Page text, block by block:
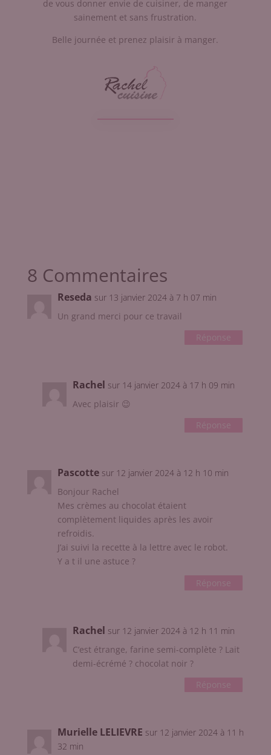
de vous donner envie de cuisiner, de manger
sainement et sans frustration.
Belle journée et prenez plaisir à manger.
8 Commentaires
Reseda sur 13 janvier 2024 à 7 h 07 min
Un grand merci pour ce travail
Réponse
Rachel sur 14 janvier 2024 à 17 h 09 min
Avec plaisir 😉
Réponse
Pascotte sur 12 janvier 2024 à 12 h 10 min
Bonjour Rachel
Mes crèmes au chocolat étaient
complètement liquides après les avoir
refroidis.
J’ai suivi la recette à la lettre avec le robot.
Y a t il une astuce ?
Réponse
Rachel sur 12 janvier 2024 à 12 h 11 min
C’est étrange, farine semi-complète ? Lait
demi-écrémé ? chocolat noir ?
Réponse
Murielle LELIEVRE sur 12 janvier 2024 à 11 h
32 min